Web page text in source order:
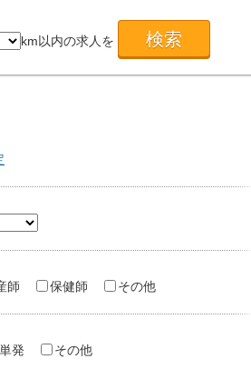
km以内の求人を
師 保健師 その他
単発 その他